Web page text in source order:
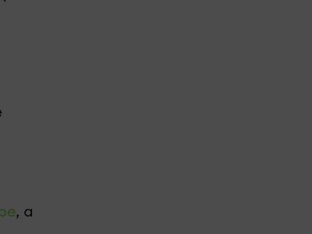
, а